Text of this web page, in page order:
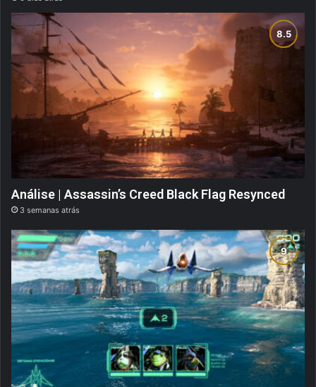
Análise | Assassin’s Creed Black Flag Resynced
3 semanas atrás